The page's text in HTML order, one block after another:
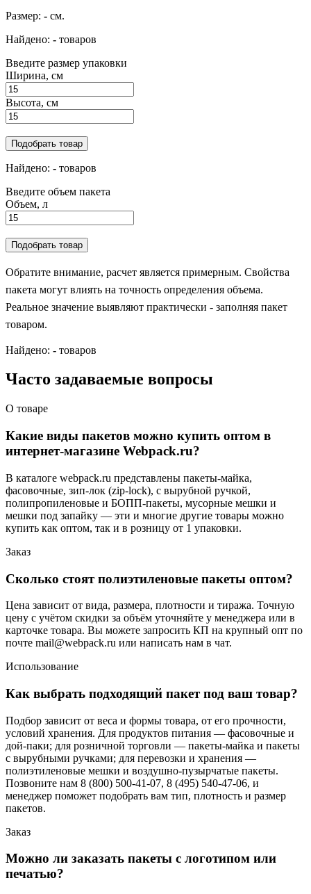
Размер: - см.
Найдено: - товаров
Введите размер упаковки
Ширина, см
Высота, см
Подобрать товар
Найдено: - товаров
Введите объем пакета
Объем, л
Подобрать товар
Обратите внимание, расчет является примерным. Свойства
пакета могут влиять на точность определения объема.
Реальное значение выявляют практически - заполняя пакет
товаром.
Найдено: - товаров
Часто задаваемые вопросы
О товаре
Какие виды пакетов можно купить оптом в
интернет-магазине Webpack.ru?
В каталоге webpack.ru представлены пакеты-майка,
фасовочные, зип-лок (zip-lock), с вырубной ручкой,
полипропиленовые и БОПП-пакеты, мусорные мешки и
мешки под запайку — эти и многие другие товары можно
купить как оптом, так и в розницу от 1 упаковки.
Заказ
Сколько стоят полиэтиленовые пакеты оптом?
Цена зависит от вида, размера, плотности и тиража. Точную
цену с учётом скидки за объём уточняйте у менеджера или в
карточке товара. Вы можете запросить КП на крупный опт по
почте mail@webpack.ru или написать нам в чат.
Использование
Как выбрать подходящий пакет под ваш товар?
Подбор зависит от веса и формы товара, от его прочности,
условий хранения. Для продуктов питания — фасовочные и
дой-паки; для розничной торговли — пакеты-майка и пакеты
с вырубными ручками; для перевозки и хранения —
полиэтиленовые мешки и воздушно-пузырчатые пакеты.
Позвоните нам 8 (800) 500-41-07, 8 (495) 540-47-06, и
менеджер поможет подобрать вам тип, плотность и размер
пакетов.
Заказ
Можно ли заказать пакеты с логотипом или
печатью?